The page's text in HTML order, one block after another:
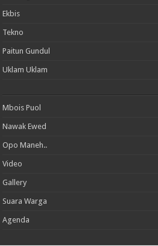
Ekbis
Tekno
Paitun Gundul
Uklam Uklam
Mbois Puol
Nawak Ewed
Opo Maneh..
Video
Gallery
Suara Warga
Agenda